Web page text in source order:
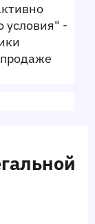
условия" -